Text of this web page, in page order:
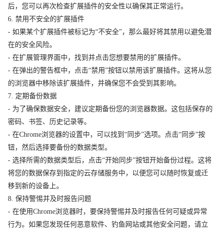
后，您可以再次检查扩展插件的安全性以确保其正常运行。
6. 禁用不安全的扩展插件
- 如果某个扩展插件被标记为“不安全”，那么最好将其禁用以避免潜
在的安全风险。
- 在扩展管理界面中，找到并点击您想要禁用的扩展插件。
- 在弹出的警告框中，点击“禁用”按钮以禁用该扩展插件。这将从您
的浏览器中移除该扩展插件，并确保您不会受到其影响。
7. 定期备份数据
- 为了确保数据安全，建议定期备份您的浏览器数据。这包括保存的
密码、书签、历史记录等。
- 在Chrome浏览器的设置中，可以找到“同步”选项。点击“同步”按
钮，然后选择要备份的数据类型。
- 选择所需的数据类型后，点击“开始同步”按钮开始备份过程。这将
将您的数据保存到指定的云存储服务中，以便您可以随时恢复或迁
移到新的设备上。
8. 保持警惕并及时报告问题
- 在使用Chrome浏览器时，要保持警惕并及时报告任何可疑或异常
行为。如果您发现任何恶意软件、钓鱼网站或其他安全问题，请立